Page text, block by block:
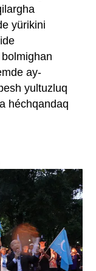
yürikini
ay-
yultuzluq
héchqandaq